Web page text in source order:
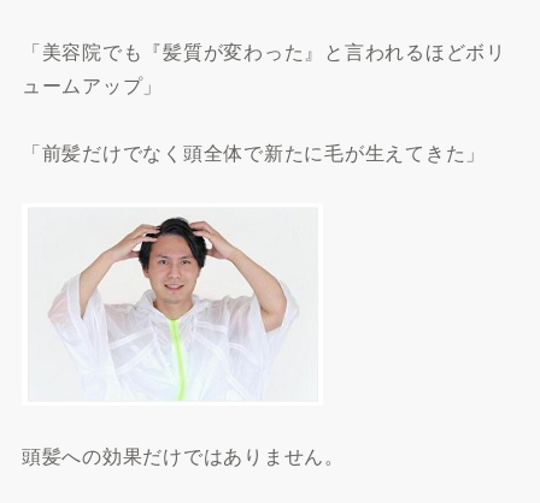
「美容院でも『髪質が変わった』と言われるほどボリ
ュームアップ」
「前髪だけでなく頭全体で新たに毛が生えてきた」
頭髪への効果だけではありません。